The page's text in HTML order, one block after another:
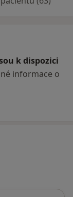
k dispozici
informace o